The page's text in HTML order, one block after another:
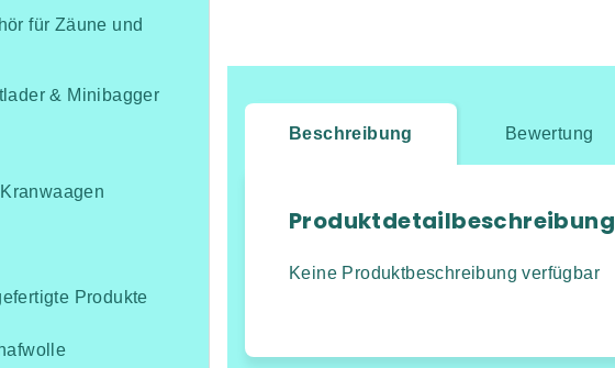
für Zäune und
& Minibagger
Produkte
Beschreibung Bewertung
Produktdetailbeschreibung
Keine Produktbeschreibung verfügbar